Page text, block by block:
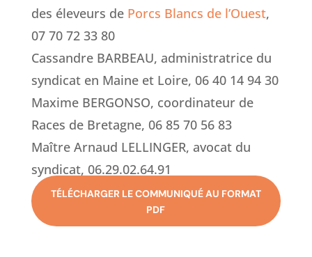
des éleveurs dePorcs Blancs de l’Ouest,
07 70 72 33 80
Cassandre BARBEAU, administratrice du
syndicat en Maine et Loire, 06 40 14 94 30
Maxime BERGONSO, coordinateur de
Races de Bretagne, 06 85 70 56 83
Maître Arnaud LELLINGER, avocat du
syndicat, 06.29.02.64.91
TÉLÉCHARGER LE COMMUNIQUÉ AU FORMAT
PDF